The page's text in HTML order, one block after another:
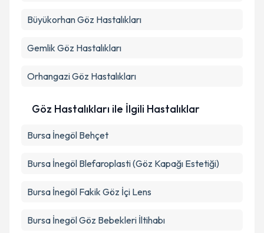
BüyükorhanGöz Hastalıkları
Gemlik Göz Hastalıkları
OrhangaziGöz Hastalıkları
Göz Hastalıkları ile İlgili Hastalıklar
Bursa İnegöl Behçet
Bursa İnegöl Blefaroplasti (Göz Kapağı Estetiği)
Bursa İnegöl Fakik Göz İçi Lens
Bursa İnegöl Göz Bebekleri İltihabı